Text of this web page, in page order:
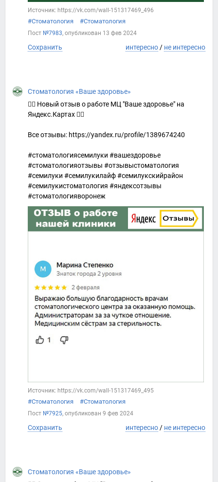
Источник: https://vk.com/wall-151317469_496
#Стоматология #Стоматология
Пост №7983, опубликован 13 фев 2024
Сохранить интересно/ не интересно
Стоматология «Ваше здоровье»
👍🏻 Новый отзыв о работе МЦ "Ваше здоровье" на
Яндекс.Картах 👇🏻
Все отзывы: https://yandex.ru/profile/1389674240
#стоматологиясемилуки #вашездоровье
#стоматологияотзывы #отзывыстоматология
#семилуки #семилукилайф #семилукскийрайон
#семилукистоматология #яндексотзывы
#стоматологияворонеж
Источник: https://vk.com/wall-151317469_495
#Стоматология #Стоматология
Пост №7925, опубликован 9 фев 2024
Сохранить интересно/ не интересно
Стоматология «Ваше здоровье»